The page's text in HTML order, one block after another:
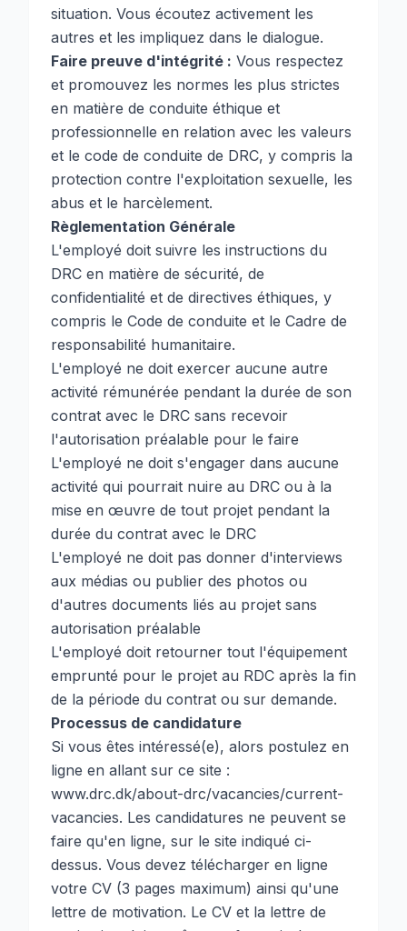
situation. Vous écoutez activement les
autres et les impliquez dans le dialogue.
Faire preuve d'intégrité : Vous respectez
et promouvez les normes les plus strictes
en matière de conduite éthique et
professionnelle en relation avec les valeurs
et le code de conduite de DRC, y compris la
protection contre l'exploitation sexuelle, les
abus et le harcèlement.
Règlementation Générale
L'employé doit suivre les instructions du
DRC en matière de sécurité, de
confidentialité et de directives éthiques, y
compris le Code de conduite et le Cadre de
responsabilité humanitaire.
L'employé ne doit exercer aucune autre
activité rémunérée pendant la durée de son
contrat avec le DRC sans recevoir
l'autorisation préalable pour le faire
L'employé ne doit s'engager dans aucune
activité qui pourrait nuire au DRC ou à la
mise en œuvre de tout projet pendant la
durée du contrat avec le DRC
L'employé ne doit pas donner d'interviews
aux médias ou publier des photos ou
d'autres documents liés au projet sans
autorisation préalable
L'employé doit retourner tout l'équipement
emprunté pour le projet au RDC après la fin
de la période du contrat ou sur demande.
Processus de candidature
Si vous êtes intéressé(e), alors postulez en
ligne en allant sur ce site :
www.drc.dk/about-drc/vacancies/current-
vacancies. Les candidatures ne peuvent se
faire qu'en ligne, sur le site indiqué ci-
dessus. Vous devez télécharger en ligne
votre CV (3 pages maximum) ainsi qu'une
lettre de motivation. Le CV et la lettre de